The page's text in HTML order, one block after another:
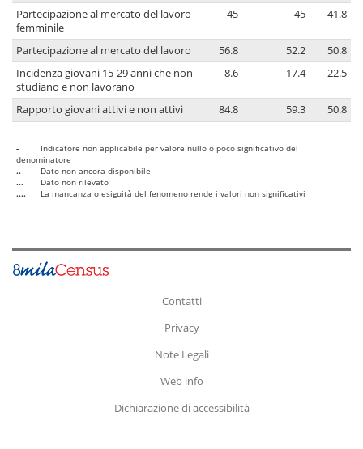
Partecipazione al mercato del lavoro
femminile
45 45 41.8
Partecipazione al mercato del lavoro 56.8 52.2
50.8
Incidenza giovani 15-29 anni che non
studiano e non lavorano
8.6 17.4 22.5
Rapporto giovani attivi e non attivi 84.8 59.3 50.8
-
Indicatore non applicabile per valore nullo o poco significativo del
denominatore
..
Dato non ancora disponibile
...
Dato non rilevato
....
La mancanza o esiguità del fenomeno rende i valori non significativi
Contatti
Privacy
Note Legali
Web info
Dichiarazione di accessibilità